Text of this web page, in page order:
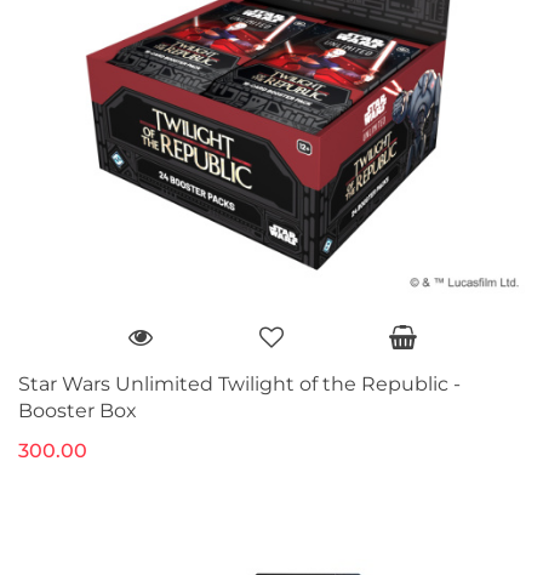
Star Wars Unlimited Twilight of the Republic -
Booster Box
300.00